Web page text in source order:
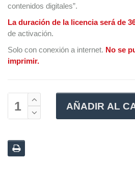
contenidos digitales”.
La duración de la licencia será de
de activación.
Solo con conexión a internet. No se
imprimir.
AÑADIR AL